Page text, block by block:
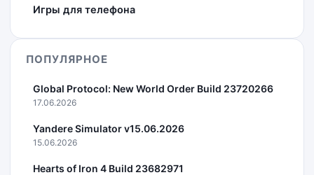
Игры для телефона
ПОПУЛЯРНОЕ
Global Protocol: New World Order Build 23720266
17.06.2026
Yandere Simulator v15.06.2026
15.06.2026
Hearts of Iron 4 Build 23682971